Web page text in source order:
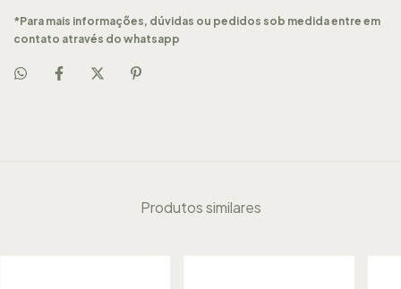
*Para mais informações, dúvidas ou pedidos sob medida entre em
contato através do whatsapp
Produtos similares